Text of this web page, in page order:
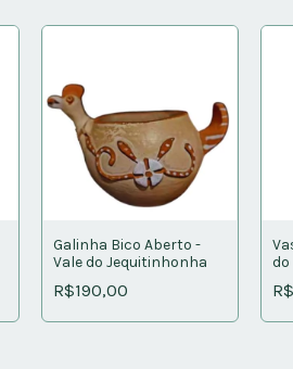
Galinha Bico Aberto -
Vale do Jequitinhonha
R$190,00